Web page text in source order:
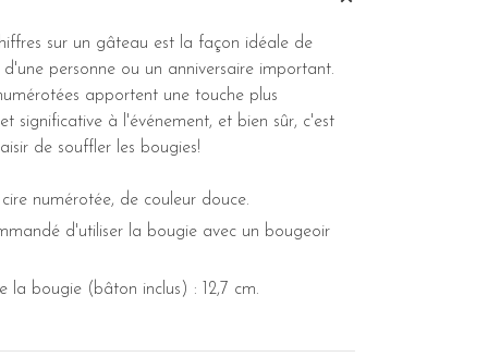
sur un gâteau est la façon idéale de
personne ou un anniversaire important.
apportent une touche plus
significative à l'événement, et bien sûr, c'est
de souffler les bougies!
numérotée, de couleur douce.
d'utiliser la bougie avec un bougeoir
la bougie (bâton inclus) : 12,7 cm.